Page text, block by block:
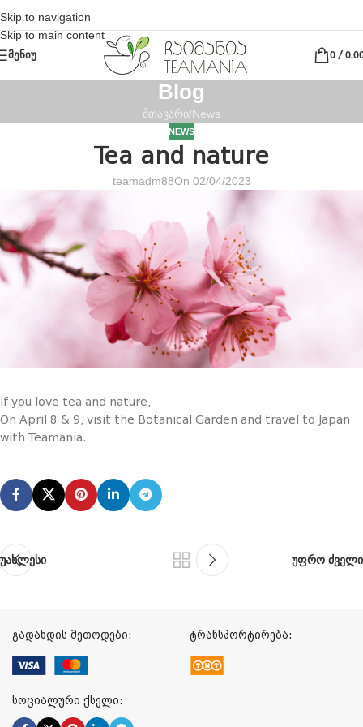
Skip to navigation
Skip to main content
ᲛᲔᲜᲘᲣ 0/
Blog
მთავარი News
NEWS
Tea and nature
teamadm88On 02/04/2023
If you love tea and nature,
On April 8 & 9, visit the Botanical Garden and travel to Japan
with Teamania.
უახლესი უფრო ძველი
გადახდის მეთოდები: ტრანსპორტირება:
სოციალური ქსელი: